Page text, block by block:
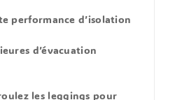
performance d’isolation
d’évacuation
les leggings pour